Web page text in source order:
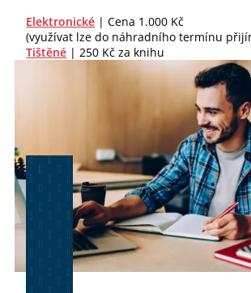
Elektronické | Cena 1.000 Kč
(využívat lze do náhradního termínu
Tištěné | 250 Kč za knihu